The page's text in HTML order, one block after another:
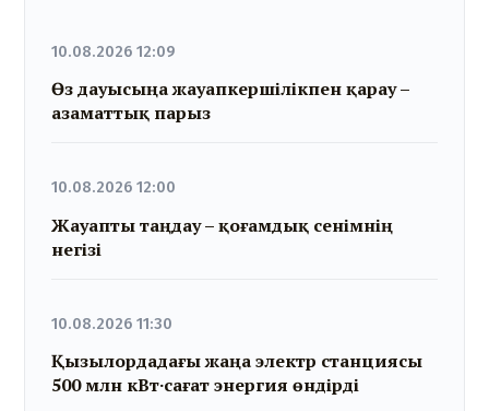
10.08.2026 12:09
Өз дауысыңа жауапкершілікпен қарау –
азаматтық парыз
10.08.2026 12:00
Жауапты таңдау – қоғамдық сенімнің
негізі
10.08.2026 11:30
Қызылордадағы жаңа электр станциясы
500 млн кВт·сағат энергия өндірді